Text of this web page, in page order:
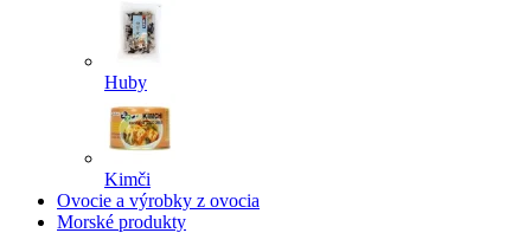
Huby
Kimči
Ovocie a výrobky z ovocia
Morské produkty